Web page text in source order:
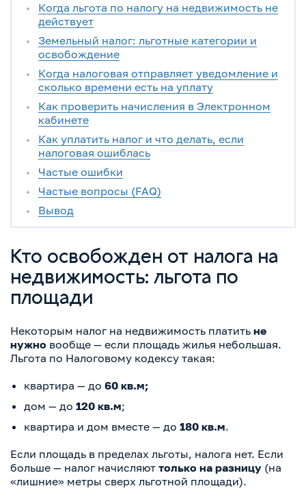
Когда льгота по налогу на недвижимость не
действует
Земельный налог: льготные категории и
освобождение
Когда налоговая отправляет уведомление и
сколько времени есть на уплату
Как проверить начисления в Электронном
кабинете
Как уплатить налог и что делать, если
налоговая ошиблась
Частые ошибки
Частые вопросы (FAQ)
Вывод
Кто освобожден от налога на
недвижимость: льгота по
площади
Некоторым налог на недвижимость платить не
нужно вообще — если площадь жилья небольшая.
Льгота по Налоговому кодексу такая:
квартира — до 60 кв.м;
дом — до 120 кв.м;
квартира и дом вместе — до 180 кв.м.
Если площадь в пределах льготы, налога нет. Если
больше — налог начисляют только на разницу (на
«лишние» метры сверх льготной площади).